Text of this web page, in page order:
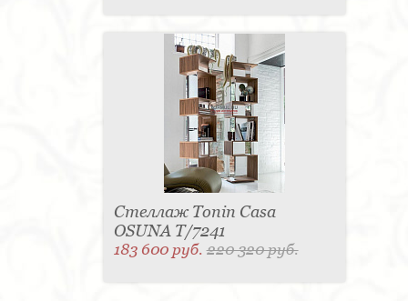
Стеллаж Tonin Casa
OSUNA T/7241
183 600 руб.220 320 руб.